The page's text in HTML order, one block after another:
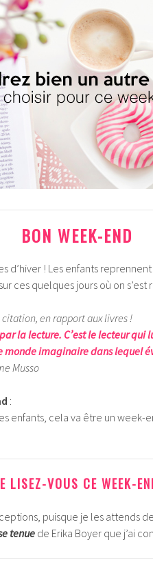
BON WEEK-END
d’hiver ! Les enfants
ces quelques jours où on s’est
en rapport aux livres !
la lecture. C’est le lecteur qui
monde imaginaire dans lequel
Musso
:
enfants, cela va être un week-
LISEZ-VOUS CE WEEK-
puisque je les attends
tenuede Erika Boyer que j’ai